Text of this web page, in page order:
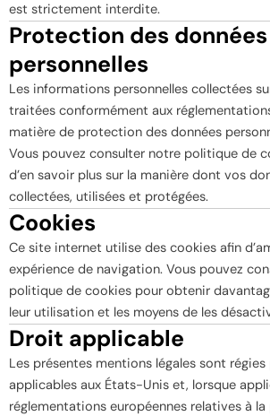
est strictement interdite.
Protection des données
personnelles
Les informations personnelles collectées
traitées conformément aux
matière de protection des données
Vous pouvez consulter notre politique de
d’en savoir plus sur la manière dont vos
collectées, utilisées et protégées.
Cookies
Ce site internet utilise des cookies afin
expérience de navigation. Vous pouvez
politique de cookies pour obtenir
leur utilisation et les moyens de les
Droit applicable
Les présentes mentions légales sont régies
applicables aux États-Unis et, lorsque
réglementations européennes relatives à